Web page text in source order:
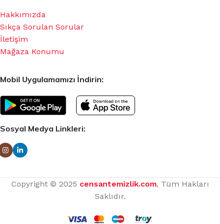
Hakkımızda
Sıkça Sorulan Sorular
İletişim
Mağaza Konumu
Mobil Uygulamamızı İndirin:
Sosyal Medya Linkleri:
Copyright © 2025 censantemizlik.com, Tüm Hakları
Saklıdır.